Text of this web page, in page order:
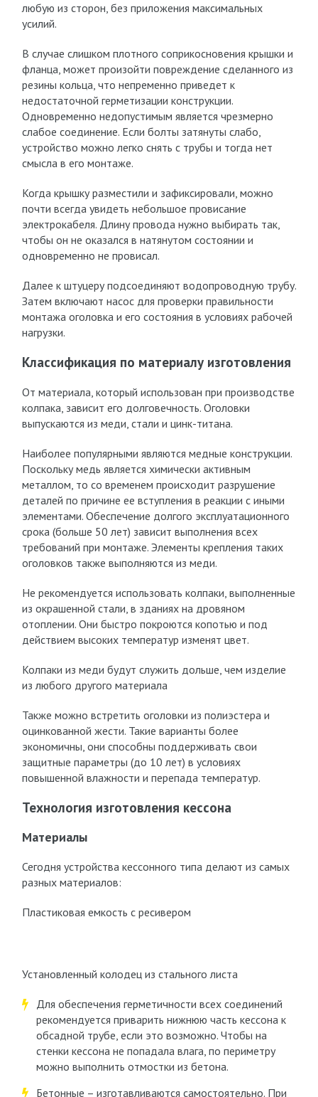
любую из сторон, без приложения максимальных
усилий.
В случае слишком плотного соприкосновения крышки и
фланца, может произойти повреждение сделанного из
резины кольца, что непременно приведет к
недостаточной герметизации конструкции.
Одновременно недопустимым является чрезмерно
слабое соединение. Если болты затянуты слабо,
устройство можно легко снять с трубы и тогда нет
смысла в его монтаже.
Когда крышку разместили и зафиксировали, можно
почти всегда увидеть небольшое провисание
электрокабеля. Длину провода нужно выбирать так,
чтобы он не оказался в натянутом состоянии и
одновременно не провисал.
Далее к штуцеру подсоединяют водопроводную трубу.
Затем включают насос для проверки правильности
монтажа оголовка и его состояния в условиях рабочей
нагрузки.
Классификация по материалу изготовления
От материала, который использован при производстве
колпака, зависит его долговечность. Оголовки
выпускаются из меди, стали и цинк-титана.
Наиболее популярными являются медные конструкции.
Поскольку медь является химически активным
металлом, то со временем происходит разрушение
деталей по причине ее вступления в реакции с иными
элементами. Обеспечение долгого эксплуатационного
срока (больше 50 лет) зависит выполнения всех
требований при монтаже. Элементы крепления таких
оголовков также выполняются из меди.
Не рекомендуется использовать колпаки, выполненные
из окрашенной стали, в зданиях на дровяном
отоплении. Они быстро покроются копотью и под
действием высоких температур изменят цвет.
Колпаки из меди будут служить дольше, чем изделие
из любого другого материала
Также можно встретить оголовки из полиэстера и
оцинкованной жести. Такие варианты более
экономичны, они способны поддерживать свои
защитные параметры (до 10 лет) в условиях
повышенной влажности и перепада температур.
Технология изготовления кессона
Материалы
Сегодня устройства кессонного типа делают из самых
разных материалов:
Пластиковая емкость с ресивером
Установленный колодец из стального листа
Для обеспечения герметичности всех соединений
рекомендуется приварить нижнюю часть кессона к
обсадной трубе, если это возможно. Чтобы на
стенки кессона не попадала влага, по периметру
можно выполнить отмостки из бетона.
Бетонные – изготавливаются самостоятельно. При